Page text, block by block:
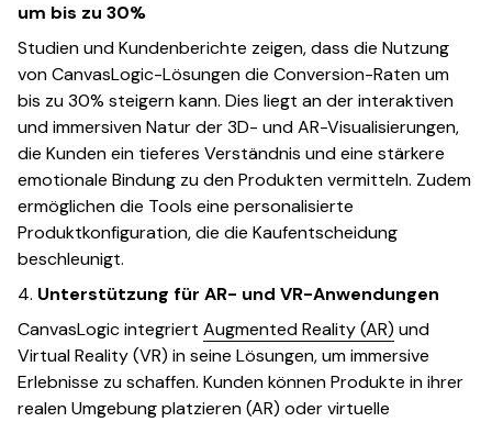
um bis zu 30%
Studien und Kundenberichte zeigen, dass die Nutzung
von CanvasLogic-Lösungen die Conversion-Raten um
bis zu 30% steigern kann. Dies liegt an der interaktiven
und immersiven Natur der 3D- und AR-Visualisierungen,
die Kunden ein tieferes Verständnis und eine stärkere
emotionale Bindung zu den Produkten vermitteln. Zudem
ermöglichen die Tools eine personalisierte
Produktkonfiguration, die die Kaufentscheidung
beschleunigt.
4. Unterstützung für AR- und VR-Anwendungen
CanvasLogic integriert Augmented Reality (AR) und
Virtual Reality (VR) in seine Lösungen, um immersive
Erlebnisse zu schaffen. Kunden können Produkte in ihrer
realen Umgebung platzieren (AR) oder virtuelle